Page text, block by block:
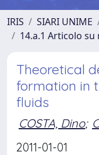
IRIS SIARI UNIME
14.a.1 Articolo su
Theoretical
formation in
fluids
COSTA, Dino;
2011-01-01